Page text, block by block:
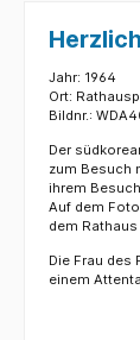
Jahr: 1964
Ort:
Bildnr.:
Der
zum Besuch
ihrem
Auf dem
dem
Die Frau des
einem